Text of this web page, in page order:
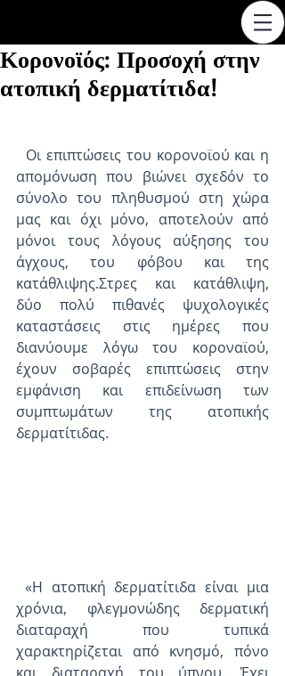
Κορονοϊός: Προσοχή στην
ατοπική δερματίτιδα!
απομόνωση που βιώνει σχεδόν το
σύνολο του πληθυσμού στη χώρα
μας και όχι μόνο, αποτελούν από
μόνοι τους λόγους αύξησης του
άγχους, του φόβου και της
κατάθλιψης.Στρες και κατάθλιψη,
δύο πολύ πιθανές ψυχολογικές
καταστάσεις στις ημέρες που
διανύουμε λόγω του κοροναϊού,
έχουν σοβαρές επιπτώσεις στην
εμφάνιση και επιδείνωση των
συμπτωμάτων της ατοπικής
δερματίτιδας.
χρόνια, φλεγμονώδης δερματική
διαταραχή που τυπικά
χαρακτηρίζεται από κνησμό, πόνο